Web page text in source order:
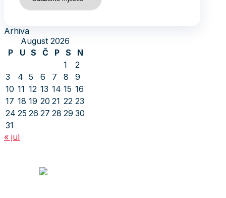
Arhiva
August 2026
P
U S Č P S
N
1
2
3
4 5 6 7 8
9
10 11 12 13 14 15 16
17 18 19 20 21 22 23
24 25 26 27 28 29 30
31
« jul